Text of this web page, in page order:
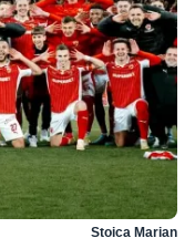
Stoica Marian